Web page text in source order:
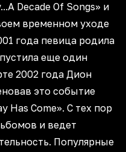
Decade Of Songs» и
временном уходе
года певица родила
еще один
2002 года Дион
это событие
Has Come». С тех пор
и ведет
Популярные